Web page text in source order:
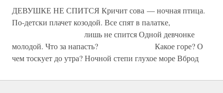
ДЕВУШКЕ НЕ СПИТСЯ Кричит сова — ночная птица.
По-детски плачет козодой. Все спят в палатке,
лишь не спится Одной девчонке
молодой. Что за напасть? Какое горе? О
чем тоскует до утра? Ночной степи глухое море Вброд